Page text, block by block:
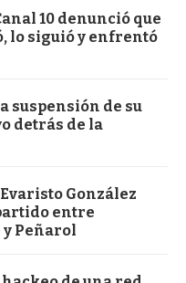
10 denunció que
lo siguió y enfrentó
suspensión de su
detrás de la
Evaristo González
entre
y Peñarol